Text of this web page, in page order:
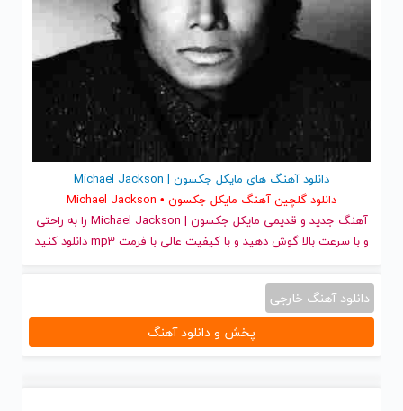
دانلود آهنگ های مایکل جکسون | Michael Jackson
دانلود گلچین آهنگ مایکل جکسون • Michael Jackson
آهنگ جدید
و قدیمی مایکل جکسون | Michael Jackson را به راحتی
و با سرعت بالا گوش دهید و با کیفیت عالی با فرمت mp3 دانلود کنید
دانلود آهنگ خارجی
پخش و دانلود آهنگ